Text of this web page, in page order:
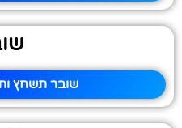
שובר תשחץ